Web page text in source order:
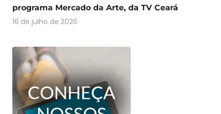
programa Mercado da Arte, da TV Ceará
16 de julho de 2026